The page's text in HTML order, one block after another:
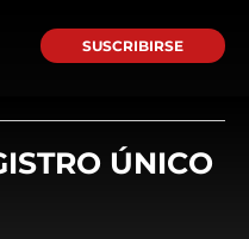
SUSCRIBIRSE
ÚNICO